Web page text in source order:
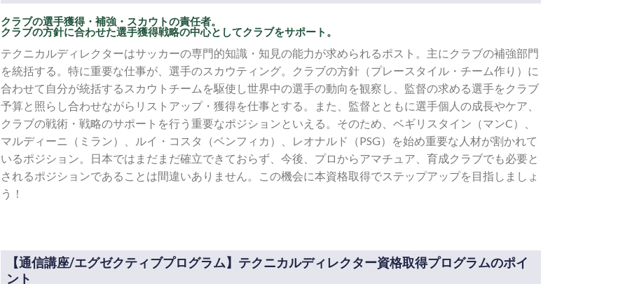
クラブの選手獲得・補強・スカウトの責任者。
クラブの方針に合わせた選手獲得戦略の中心としてクラブをサポート。
テクニカルディレクターはサッカーの専門的知識・知見の能力が求められるポスト。主にクラブの補強部門
を統括する。特に重要な仕事が、選手のスカウティング。クラブの方針（プレースタイル・チーム作り）に
合わせて自分が統括するスカウトチームを駆使し世界中の選手の動向を観察し、監督の求める選手をクラブ
予算と照らし合わせながらリストアップ・獲得を仕事とする。また、監督とともに選手個人の成長やケア、
クラブの戦術・戦略のサポートを行う重要なポジションといえる。そのため、ベギリスタイン（マンC）、
マルディーニ（ミラン）、ルイ・コスタ（ベンフィカ）、レオナルド（PSG）を始め重要な人材が割かれて
いるポジション。日本ではまだまだ確立できておらず、今後、プロからアマチュア、育成クラブでも必要と
されるポジションであることは間違いありません。この機会に本資格取得でステップアップを目指しましょ
う！
【通信講座/エグゼクティブプログラム】テクニカルディレクター資格取得プログラムのポイ
ント